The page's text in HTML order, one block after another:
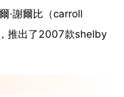
·謝爾比（carroll
推出了2007款shelby